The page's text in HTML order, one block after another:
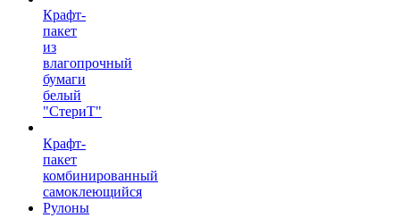
Крафт-
пакет
из
влагопрочный
бумаги
белый
"СтериТ"
Крафт-
пакет
комбинированный
самоклеющийся
Рулоны